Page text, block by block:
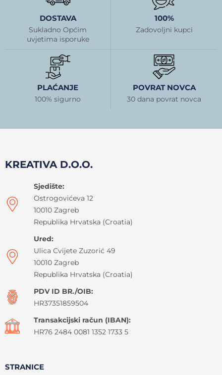
DOSTAVA
Sukladno Općim
uvjetima isporuke
100%
Zadovoljni kupci
PLAĆANJE
100% sigurno
POVRAT NOVCA
30 dana povrat novca
KREATIVA D.O.O.
Sjedište:
Ostrogovićeva 12
10010 Zagreb
Republika Hrvatska (Croatia)
Ured:
Ulica Cvijete Zuzorić 49
10010 Zagreb
Republika Hrvatska (Croatia)
PDV ID BR./OIB:
HR37351859504
Transakcijski račun (IBAN):
HR76 2484 0081 1352 1733 5
STRANICE